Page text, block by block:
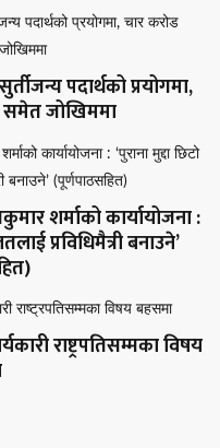
पदार्थको प्रयोगमा,
समेत जोखिममा
शर्माको कार्यायोजना :
प्रविधिमैत्री बनाउने’
राष्ट्रपतिसम्मका विषय